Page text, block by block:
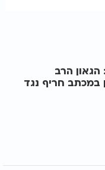
הרב
במכתב חריף נגד